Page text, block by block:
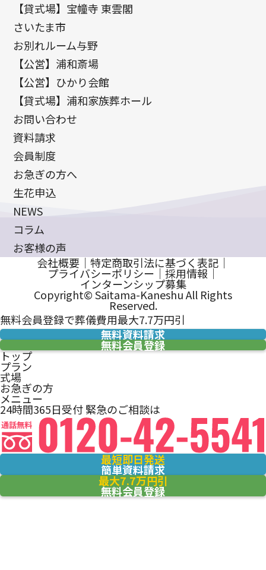
【貸式場】宝幢寺 東雲閣
さいたま市
お別れルーム与野
【公営】浦和斎場
【公営】ひかり会館
【貸式場】浦和家族葬ホール
お問い合わせ
資料請求
会員制度
お急ぎの方へ
生花申込
NEWS
コラム
お客様の声
会社概要 ｜ 特定商取引法に基づく表記 ｜
プライバシーポリシー ｜ 採用情報 ｜
インターンシップ募集
Copyright© Saitama-Kaneshu All Rights
Reserved.
無料会員登録で葬儀費用最大7.7万円引
無料資料請求
無料会員登録
トップ
プラン
式場
お急ぎの方
メニュー
24時間365日受付緊急のご相談は
最短即日発送
簡単資料請求
最大7.7万円引
無料会員登録